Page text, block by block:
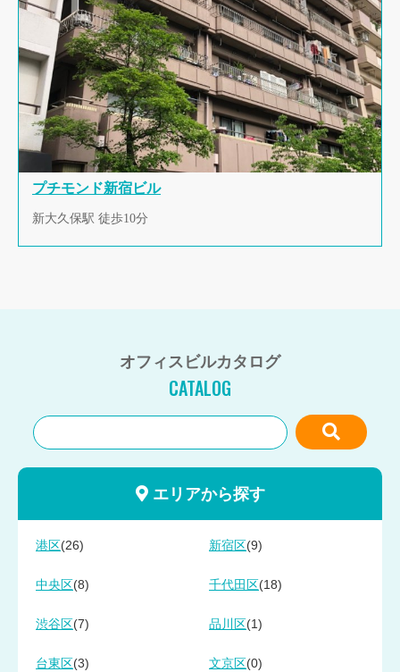
プチモンド新宿ビル
新大久保駅 徒歩10分
オフィスビルカタログ
CATALOG
エリアから探す
港区 (26) 新宿区 (9)
中央区 (8) 千代田区 (18)
渋谷区 (7) 品川区 (1)
台東区 (3) 文京区 (0)